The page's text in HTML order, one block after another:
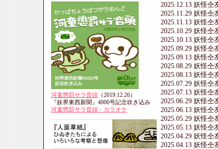
河童懲罰サラ音頭 （2019.12.26）
『妖界東西新聞』4000号記念吹き込み
河童懲罰サラ音頭・カラオケ
2025.12.13 妖怪
2025.11.29 妖怪
2025.11.13 妖怪
2025.10.29 妖怪
2025.10.13 妖怪
2025.09.29 妖怪
2025.09.13 妖怪
2025.08.29 妖怪
2025.08.13 妖怪
2025.07.29 妖怪
2025.07.13 妖怪
2025.06.29 妖怪
2025.06.13 妖怪
2025.05.29 妖怪
2025.05.13 妖怪
2025.04.29 妖怪
2025.04.13 妖怪